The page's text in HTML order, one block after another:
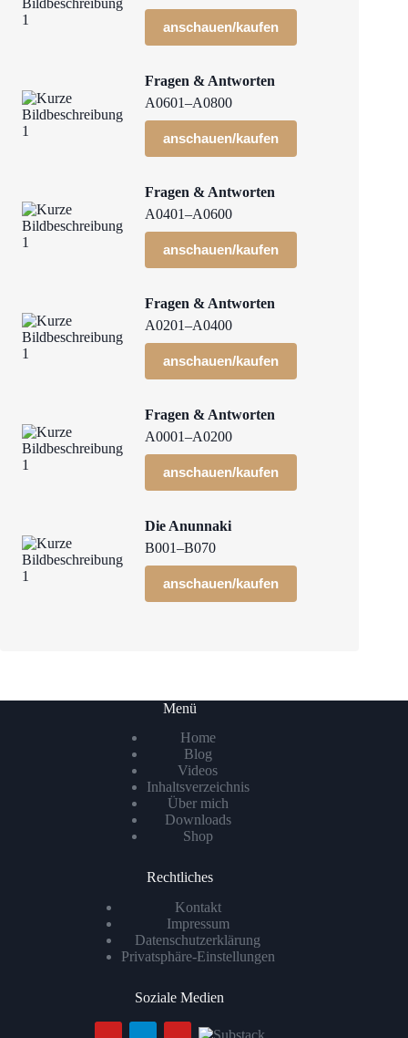
anschauen/kaufen
Fragen & Antworten
A0601–A0800
anschauen/kaufen
Fragen & Antworten
A0401–A0600
anschauen/kaufen
Fragen & Antworten
A0201–A0400
anschauen/kaufen
Fragen & Antworten
A0001–A0200
anschauen/kaufen
Die Anunnaki
B001–B070
anschauen/kaufen
Menü
Home
Blog
Videos
Inhaltsverzeichnis
Über mich
Downloads
Shop
Rechtliches
Kontakt
Impressum
Datenschutzerklärung
Privatsphäre-Einstellungen
Soziale Medien